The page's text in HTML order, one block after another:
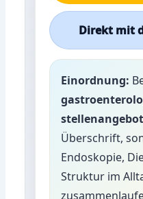
Direkt mit
Einordnung:
Überschrift,
Endoskopie,
Struktur im